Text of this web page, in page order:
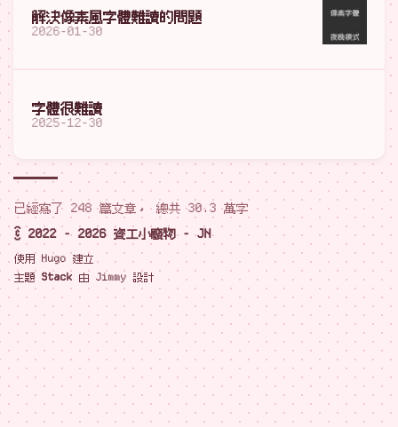
解決像素風字體難讀的問題
2026-01-30
字體很難讀
2025-12-30
已經寫了 248 篇文章， 總共 30.3 萬字
© 2022 - 2026 資工小廢物 - JN
使用 Hugo 建立
主題 Stack 由 Jimmy 設計